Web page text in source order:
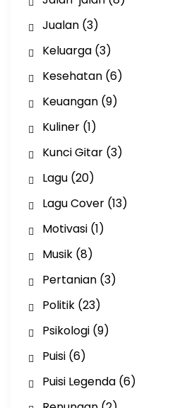
Jualan(3)
Keluarga(3)
Kesehatan(6)
Keuangan(9)
Kuliner(1)
Kunci Gitar(3)
Lagu(20)
Lagu Cover(13)
Motivasi(1)
Musik(8)
Pertanian(3)
Politik(23)
Psikologi(9)
Puisi(6)
Puisi Legenda(6)